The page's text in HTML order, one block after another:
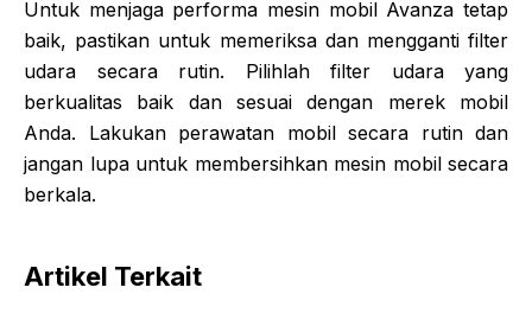
Untuk menjaga performa mesin mobil Avanza tetap
baik, pastikan untuk memeriksa dan mengganti filter
udara secara rutin. Pilihlah filter udara yang
berkualitas baik dan sesuai dengan merek mobil
Anda. Lakukan perawatan mobil secara rutin dan
jangan lupa untuk membersihkan mesin mobil secara
berkala.
Artikel Terkait